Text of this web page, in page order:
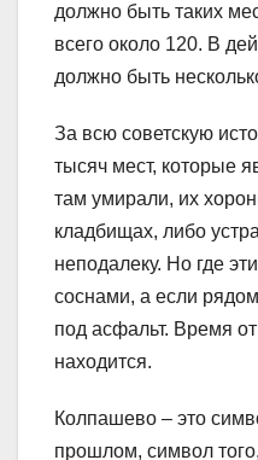
должно быть таких
всего около 120. В
должно быть
За всю советскую
тысяч мест, которые
там умирали, их
кладбищах, либо
неподалеку. Но где
соснами, а если
под асфальт. Время
находится.
Колпашево – это
прошлом, символ